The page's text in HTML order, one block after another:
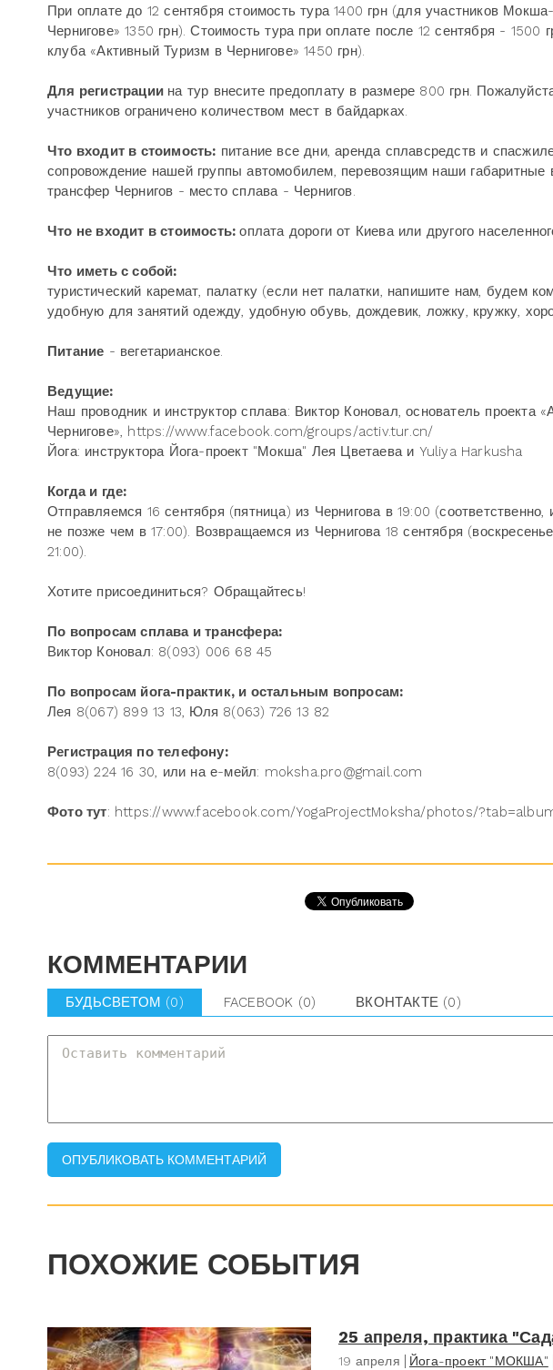
При оплате до 12 сентября стоимость тура 1400 грн (для участников
Чернигове» 1350 грн). Стоимость тура при оплате после 12 сентября -
клуба «Активный Туризм в Чернигове» 1450 грн).
Для регистрации на тур внесите предоплату в размере 800 грн.
участников ограничено количеством мест в байдарках.
Что входит в стоимость: питание все дни, аренда сплавсредств и
сопровождение нашей группы автомобилем, перевозящим наши габаритные
трансфер Чернигов - место сплава - Чернигов.
Что не входит в стоимость:оплата дороги от Киева или другого
Что иметь с собой:
туристический каремат, палатку (если нет палатки, напишите нам, будем
удобную для занятий одежду, удобную обувь, дождевик, ложку, кружку,
Питание - вегетарианское.
Ведущие:
Наш проводник и инструктор сплава: Виктор Коновал, основатель проекта
Чернигове», https://www.facebook.com/groups/activ.tur.cn/
Йога: инструктора Йога-проект "Мокша" Лея Цветаева и Yuliya Harkusha
Когда и где:
Отправляемся 16 сентября (пятница) из Чернигова в 19:00
не позже чем в 17:00). Возвращаемся из Чернигова 18 сентября
21:00).
Хотите присоединиться? Обращайтесь!
По вопросам сплава и трансфера:
Виктор Коновал: 8(093) 006 68 45
По вопросам йога-практик, и остальным вопросам:
Лея 8(067) 899 13 13, Юля 8(063) 726 13 82
Регистрация по телефону:
8(093) 224 16 30, или на е-мейл: moksha.pro@gmail.com
Фото тут: https://www.facebook.com/YogaProjectMoksha/photos/
КОММЕНТАРИИ
БУДЬСВЕТОМ (0) FACEBOOK (0) ВКОНТАКТЕ (0)
ПОХОЖИЕ СОБЫТИЯ
25 апреля, практика
19 апреля Йога-проект "МОКША"